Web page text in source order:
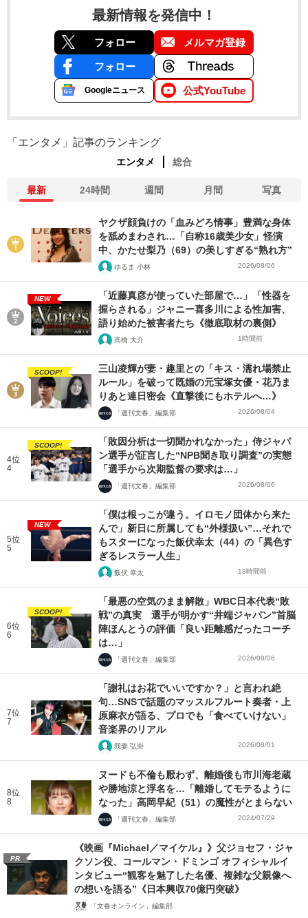
最新情報を発信中！
フォロー メルマガ登録
フォロー
Googleニュース 公式YouTube
「エンタメ」記事のランキング
エンタメ 総合
最新 24時間 週間 月間 写真
ヤクザ顔負けの「血みどろ情事」豊満な身体
を舐めまわされ…「自称16歳美少女」怪演
中、かたせ梨乃（69）の美しすぎる“熟れ方”
ゆるま 小林 2026/08/06
NEW
「近藤真彦が使っていた部屋で…」「性器を
握らされる」ジャニー喜多川による性加害、
語り始めた被害者たち《徹底取材の裏側》
髙橋 大介 1時間前
SCOOP!
三山凌輝が妻・趣里との「キス・濡れ場禁止
ルール」を破って既婚の元宝塚女優・花乃ま
りあと連日密会《直撃後にもホテルへ…》
「週刊文春」編集部 2026/08/04
4位
4
SCOOP!
「敗因分析は一切聞かれなかった」侍ジャパ
ン選手が証言した“NPB聞き取り調査”の実態
「選手から次期監督の要求は…」
「週刊文春」編集部 2026/08/06
5位
5
NEW
「僕は根っこが違う。イロモノ団体から来た
んで」新日に所属しても“外様扱い”…それで
もスターになった飯伏幸太（44）の「異色す
ぎるレスラー人生」
飯伏 幸太 18時間前
6位
6
SCOOP!
「最悪の空気のまま解散」WBC日本代表“敗
戦”の真実 選手が明かす“井端ジャパン”首脳
陣ほんとうの評価「良い距離感だったコーチ
は…」
「週刊文春」編集部 2026/08/06
7位
7
「謝礼はお花でいいですか？」と言われ絶
句…SNSで話題のマッスルフルート奏者・上
原麻衣が語る、プロでも「食べていけない」
音楽界のリアル
我妻 弘崇 2026/08/01
8位
8
ヌードも不倫も厭わず、離婚後も市川海老蔵
や勝地涼と浮名を…「離婚してモテるように
なった」高岡早紀（51）の魔性がとまらない
「週刊文春」編集部 2024/07/29
PR
《映画『Michael／マイケル』》父ジョセフ・ジャ
クソン役、コールマン・ドミンゴ オフィシャルイ
ンタビュー“観客を魅了した名優、複雑な父親像へ
の想いを語る”《日本興収70億円突破》
「文春オンライン」編集部